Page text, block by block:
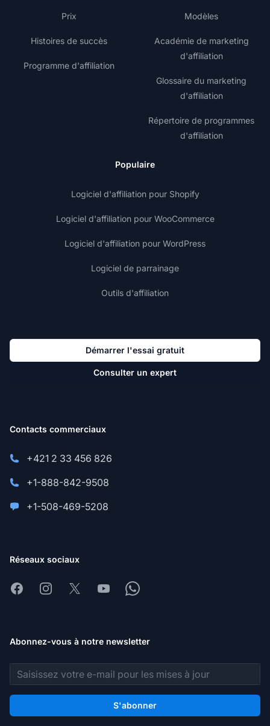
Prix
Histoires de succès
Programme d'affiliation
Modèles
Académie de marketing
d'affiliation
Glossaire du marketing
d'affiliation
Répertoire de programmes
d'affiliation
Populaire
Logiciel d'affiliation pour Shopify
Logiciel d'affiliation pour WooCommerce
Logiciel d'affiliation pour WordPress
Logiciel de parrainage
Outils d'affiliation
Démarrer l'essai gratuit
Consulter un expert
Contacts commerciaux
+421 2 33 456 826
+1-888-842-9508
+1-508-469-5208
Réseaux sociaux
FacebookInstagram
X YoutubeWhatsapp
Abonnez-vous à notre newsletter
Adresse e-mail
S'abonner